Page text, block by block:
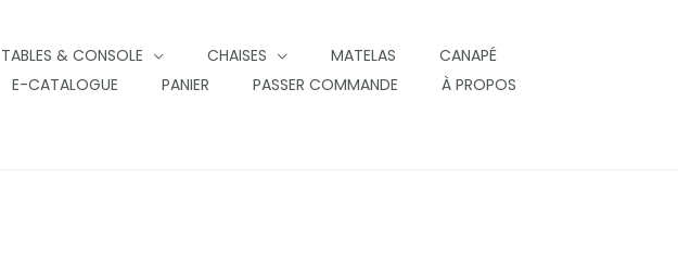
TABLES & CONSOLE CHAISES MATELAS
CANAPÉ
E-CATALOGUE PANIER PASSER COMMANDE
À PROPOS